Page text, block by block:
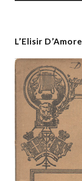
L’Elisir D’Amore